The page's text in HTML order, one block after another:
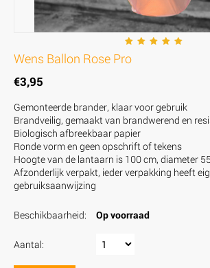
Wens Ballon Rose Pro
€3,95
Gemonteerde brander, klaar voor gebruik
Brandveilig, gemaakt van brandwerend en
Biologisch afbreekbaar papier
Ronde vorm en geen opschrift of tekens
Hoogte van de lantaarn is 100 cm, diameter
Afzonderlijk verpakt, ieder verpakking heeft
gebruiksaanwijzing
Beschikbaarheid: Op voorraad
Aantal: